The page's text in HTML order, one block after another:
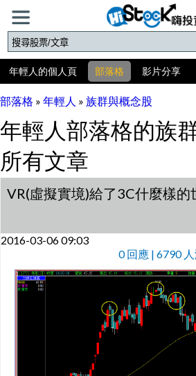
年輕人的個人頁 部落格 影片分享
部落格 » 年輕人 » 族群與概念股
年輕人部落格的族
所有文章
VR(虛擬實境)給了3C什麼樣的
2016-03-06 09:03
0回應 | 6790